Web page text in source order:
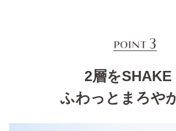
2層をSHAKE
ふわっとまろや